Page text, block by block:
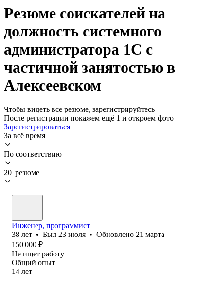
Резюме соискателей на
должность системного
администратора 1С с
частичной занятостью в
Алексеевском
Чтобы видеть все резюме, зарегистрируйтесь
После регистрации покажем ещё 1 и откроем фото
Зарегистрироваться
За всё время
По соответствию
20 резюме
Инженер, программист
38 лет • Был 23 июля • Обновлено 21 марта
150 000 ₽
Не ищет работу
Общий опыт
14 лет